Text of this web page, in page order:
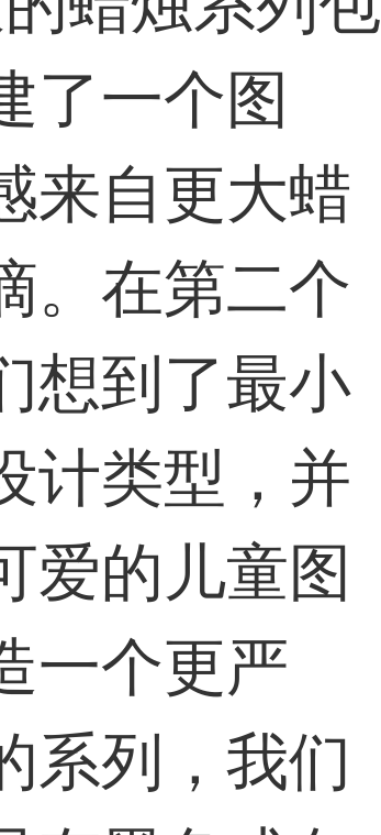
了一个图
来自更大蜡
。在第二个
想到了最小
计类型，并
爱的儿童图
一个更严
系列，我们